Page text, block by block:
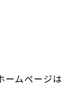
ームページは